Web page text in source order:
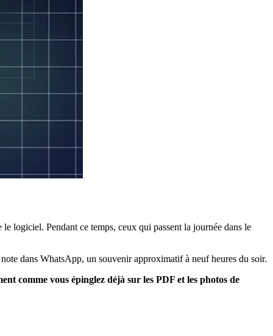
logiciel. Pendant ce temps, ceux qui passent la journée dans le
dans WhatsApp, un souvenir approximatif à neuf heures du soir.
comme vous épinglez déjà sur les PDF et les photos de